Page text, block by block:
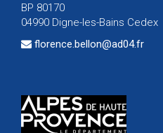
BP 80170
04990 Digne-les-Bains Cedex
florence.bellon@ad04.fr